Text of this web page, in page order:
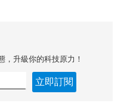
，升級你的科技原力！
立即訂閱